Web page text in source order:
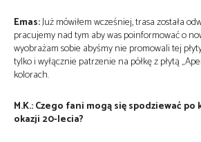
Emas:Już mówiłem wcześniej, trasa została
pracujemy nad tym aby was poinformować o
wyobrażam sobie abyśmy nie promowali tej
tylko i wyłącznie patrzenie na półkę z płytą
kolorach.
M.K.: Czego fani mogą się spodziewać
okazji 20-lecia?